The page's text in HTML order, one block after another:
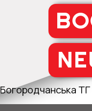
Богородчанська ТГ